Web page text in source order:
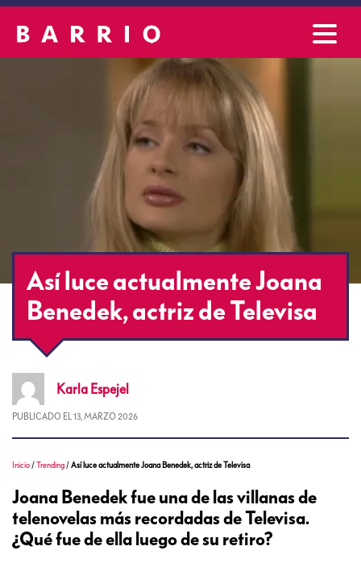
Así luce actualmente Joana
Benedek, actriz de Televisa
Karla Espejel
PUBLICADO EL 13, MARZO 2026
Inicio /Trending /Así luce actualmente Joana Benedek, actriz de Televisa
Joana Benedek fue una de las villanas de
telenovelas más recordadas de Televisa.
¿Qué fue de ella luego de su retiro?